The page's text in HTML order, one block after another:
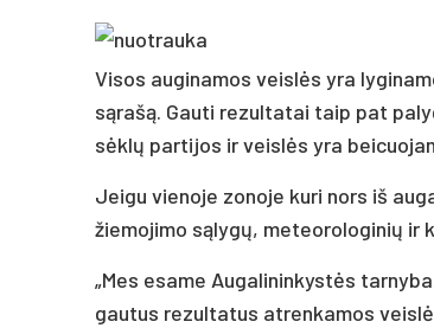
Visos auginamos veislės yra
sąrašą. Gauti rezultatai taip pat
sėklų partijos ir veislės yra
Jeigu vienoje zonoje kuri nors iš
žiemojimo sąlygų, meteorologinių ir
„Mes esame Augalininkystės
gautus rezultatus atrenkamos